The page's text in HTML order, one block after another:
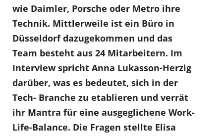
wie Daimler, Porsche oder Metro ihre
Technik. Mittlerweile ist ein Büro in
Düsseldorf dazugekommen und das
Team besteht aus 24 Mitarbeitern. Im
Interview spricht Anna Lukasson-Herzig
darüber, was es bedeutet, sich in der
Tech- Branche zu etablieren und verrät
ihr Mantra für eine ausgeglichene Work-
Life-Balance. Die Fragen stellte Elisa